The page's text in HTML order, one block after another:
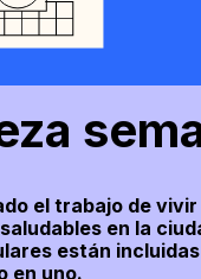
el trabajo de
en la
están
en uno.